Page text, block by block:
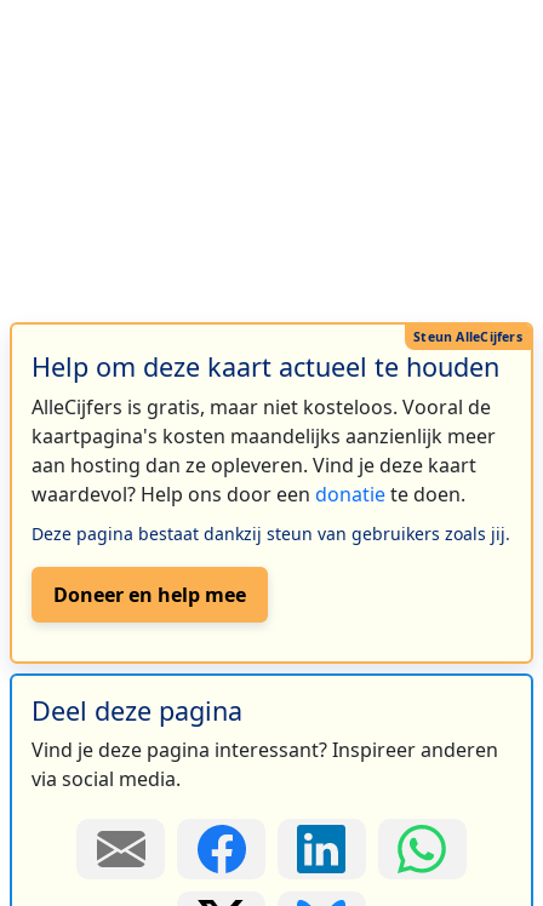
Help om deze kaart actueel te houden
AlleCijfers is gratis, maar niet kosteloos. Vooral de
kaartpagina's kosten maandelijks aanzienlijk meer
aan hosting dan ze opleveren. Vind je deze kaart
waardevol? Help ons door een donatiete doen.
Deze pagina bestaat dankzij steun van gebruikers zoals jij.
Doneer en help mee
Deel deze pagina
Vind je deze pagina interessant? Inspireer anderen
via social media.